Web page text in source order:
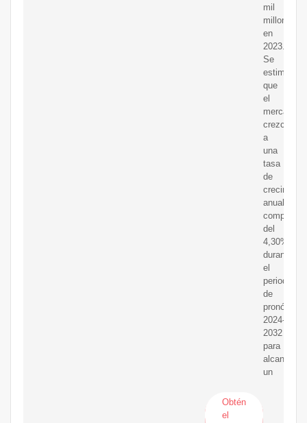
mil
millones
en
2023.
Se
estima
que
el
mercado
crezca
a
una
tasa
de
anual
compuesta
del
4,30%
durante
el
periodo
de
pronóstico
2024-
2032
para
alcanzar
un
Obtén
el